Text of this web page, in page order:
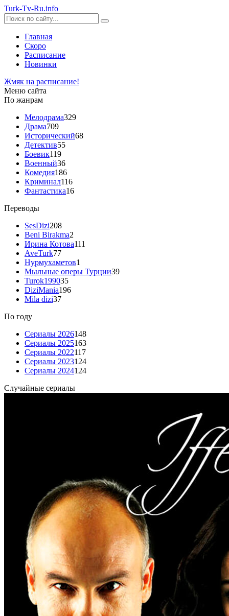
Turk-Tv-Ru.info
Главная
Скоро
Расписание
Новинки
Жмяк на расписание!
Меню сайта
По жанрам
Мелодрама329
Драма709
Исторический68
Детектив55
Боевик119
Военный36
Комедия186
Криминал116
Фантастика16
Переводы
SesDizi208
Beni Birakma2
Ирина Котова111
AveTurk77
Нурмухаметов1
Мыльные оперы Турции39
Turok199035
DiziMania196
Mila dizi37
По году
Сериалы 2026148
Сериалы 2025163
Сериалы 2022117
Сериалы 2023124
Сериалы 2024124
Случайные сериалы